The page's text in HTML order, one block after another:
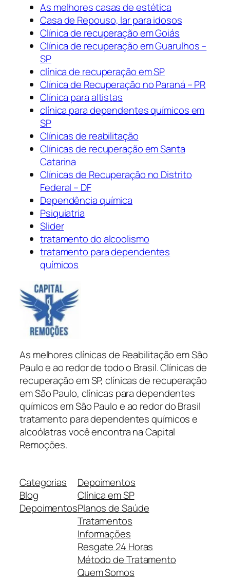
As melhores casas de estética
Casa de Repouso, lar para idosos
Clínica de recuperação em Goiás
Clínica de recuperação em Guarulhos –
SP
clínica de recuperação em SP
Clínica de Recuperação no Paraná – PR
Clínica para altistas
clínica para dependentes químicos em
SP
Clínicas de reabilitação
Clínicas de recuperação em Santa
Catarina
Clínicas de Recuperação no Distrito
Federal – DF
Dependência química
Psiquiatria
Slider
tratamento do alcoolismo
tratamento para dependentes
químicos
As melhores clínicas de Reabilitação em São
Paulo e ao redor de todo o Brasil. Clínicas de
recuperação em SP, clínicas de recuperação
em São Paulo, clínicas para dependentes
químicos em São Paulo e ao redor do Brasil
tratamento para dependentes químicos e
alcoólatras você encontra na Capital
Remoções.
Categorias
Blog
Depoimentos
Depoimentos
Clínica em SP
Planos de Saúde
Tratamentos
Informações
Resgate 24 Horas
Método de Tratamento
Quem Somos